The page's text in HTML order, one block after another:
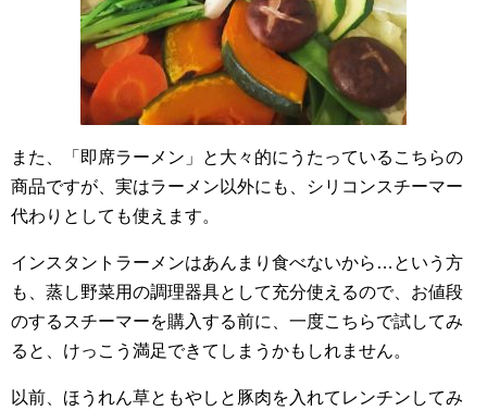
また、「即席ラーメン」と大々的にうたっているこちらの
商品ですが、実はラーメン以外にも、シリコンスチーマー
代わりとしても使えます。
インスタントラーメンはあんまり食べないから…という方
も、蒸し野菜用の調理器具として充分使えるので、お値段
のするスチーマーを購入する前に、一度こちらで試してみ
ると、けっこう満足できてしまうかもしれません。
以前、ほうれん草ともやしと豚肉を入れてレンチンしてみ